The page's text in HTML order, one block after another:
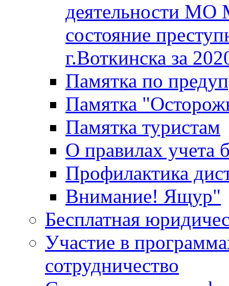
деятельности МО
состояние
г.Воткинска за
Памятка по
Памятка
Памятка туристам
О правилах учета
Профилактика
Внимание! Ящур"
Бесплатная
Участие в
сотрудничество